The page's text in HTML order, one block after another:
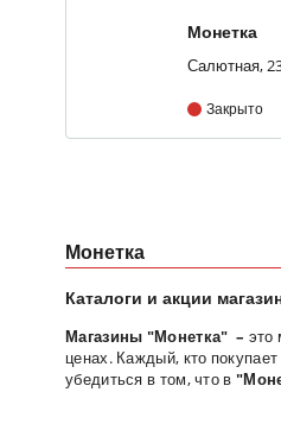
Монетка
Закрыто
Монетка
Каталоги и акции
Магазины "Монетка" – это
ценах. Каждый, кто
убедиться в том, что в